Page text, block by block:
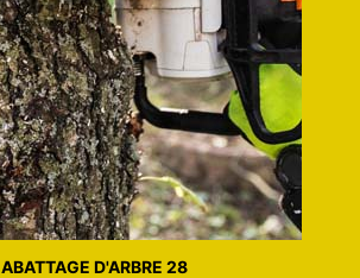
ABATTAGE D'ARBRE 28